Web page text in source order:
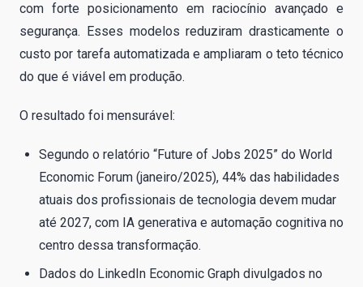
com forte posicionamento em raciocínio avançado e
segurança. Esses modelos reduziram drasticamente o
custo por tarefa automatizada e ampliaram o teto técnico
do que é viável em produção.
O resultado foi mensurável:
Segundo o relatório “Future of Jobs 2025” do World
Economic Forum (janeiro/2025), 44% das habilidades
atuais dos profissionais de tecnologia devem mudar
até 2027, com IA generativa e automação cognitiva no
centro dessa transformação.
Dados do LinkedIn Economic Graph divulgados no